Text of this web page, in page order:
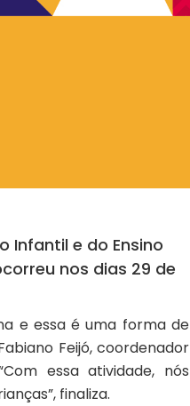
Infantil e do Ensino
nos dias 29 de
e essa é uma forma de
Feijó, coordenador
essa atividade, nós
finaliza.